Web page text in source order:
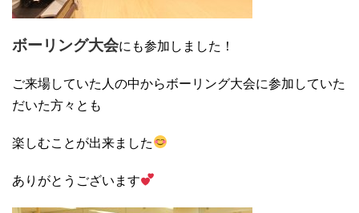
ボーリング大会にも参加しました！
ご来場していた人の中からボーリング大会に参加していた
だいた方々とも
楽しむことが出来ました
ありがとうございます